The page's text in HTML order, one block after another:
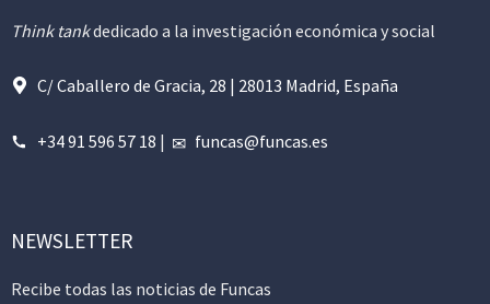
Think tankdedicado a la investigación económica y social
C/ Caballero de Gracia, 28 | 28013 Madrid, España
+34 91 596 57 18 | funcas@funcas.es
NEWSLETTER
Recibe todas las noticias de Funcas